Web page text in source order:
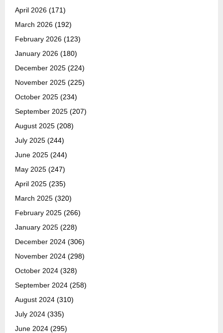
April 2026 (171)
March 2026 (192)
February 2026 (123)
January 2026 (180)
December 2025 (224)
November 2025 (225)
October 2025 (234)
September 2025 (207)
August 2025 (208)
July 2025 (244)
June 2025 (244)
May 2025 (247)
April 2025 (235)
March 2025 (320)
February 2025 (266)
January 2025 (228)
December 2024 (306)
November 2024 (298)
October 2024 (328)
September 2024 (258)
August 2024 (310)
July 2024 (335)
June 2024 (295)